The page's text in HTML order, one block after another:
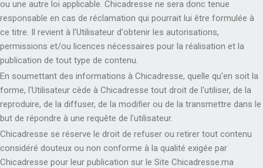
ou une autre loi applicable. Chicadresse ne sera donc tenue
responsable en cas de réclamation qui pourrait lui être formulée à
ce titre. Il revient à l’Utilisateur d'obtenir les autorisations,
permissions et/ou licences nécessaires pour la réalisation et la
publication de tout type de contenu.
En soumettant des informations à Chicadresse, quelle qu'en soit la
forme, l'Utilisateur cède à Chicadresse tout droit de l'utiliser, de la
reproduire, de la diffuser, de la modifier ou de la transmettre dans le
but de répondre à une requête de l'utilisateur.
Chicadresse se réserve le droit de refuser ou retirer tout contenu
considéré douteux ou non conforme à la qualité exigée par
Chicadresse pour leur publication sur le Site Chicadresse.ma